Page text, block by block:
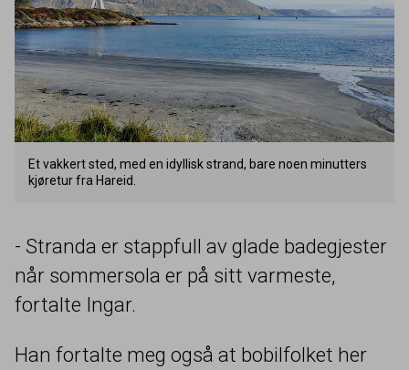
Et vakkert sted, med en idyllisk strand, bare noen minutters
kjøretur fra Hareid.
- Stranda er stappfull av glade badegjester
når sommersola er på sitt varmeste,
fortalte Ingar.
Han fortalte meg også at bobilfolket her